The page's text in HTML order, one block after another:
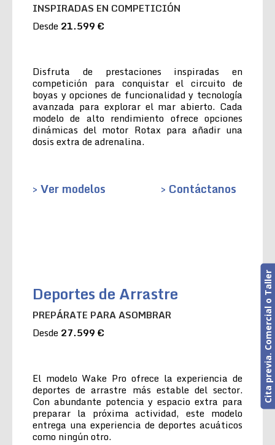
INSPIRADAS EN COMPETICIÓN
Desde 21.599 €
Disfruta de prestaciones inspiradas en
competición para conquistar el circuito de
boyas y opciones de funcionalidad y tecnología
avanzada para explorar el mar abierto. Cada
modelo de alto rendimiento ofrece opciones
dinámicas del motor Rotax para añadir una
dosis extra de adrenalina.
> Ver modelos > Contáctanos
Deportes de Arrastre
PREPÁRATE PARA ASOMBRAR
Desde 27.599 €
El modelo Wake Pro ofrece la experiencia de
deportes de arrastre más estable del sector.
Con abundante potencia y espacio extra para
preparar la próxima actividad, este modelo
entrega una experiencia de deportes acuáticos
como ningún otro.
Cita previa. Comercial o Taller